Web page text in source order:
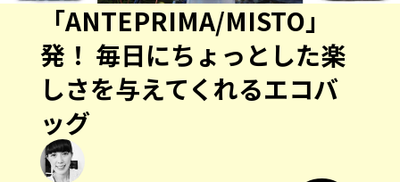
「ANTEPRIMA/MISTO」
発！ 毎日にちょっとした楽
しさを与えてくれるエコバ
ッグ